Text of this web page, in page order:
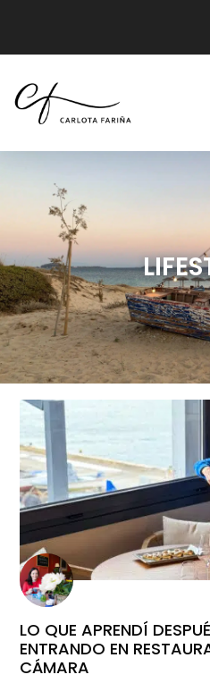
LO QUE APRENDÍ
ENTRANDO EN
CÁMARA